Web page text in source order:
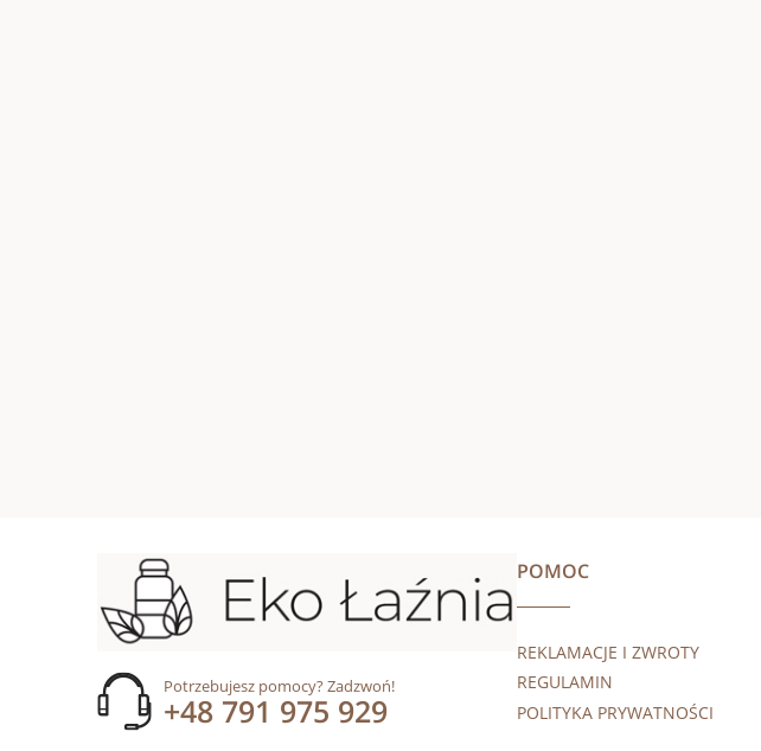
Potrzebujesz pomocy? Zadzwoń!
+48 791 975 929
POMOC
REKLAMACJE I ZWROTY
REGULAMIN
POLITYKA PRYWATNOŚCI